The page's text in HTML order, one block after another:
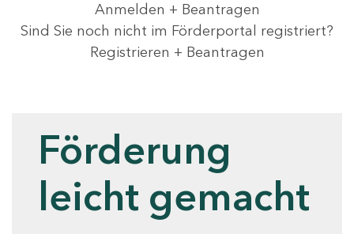
Anmelden + Beantragen
Sind Sie noch nicht im Förderportal registriert?
Registrieren + Beantragen
Förderung
leicht gemacht